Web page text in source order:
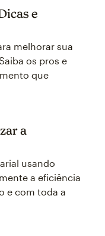
e
melhorar sua
os pros e
que
a
usando
a eficiência
e com toda a